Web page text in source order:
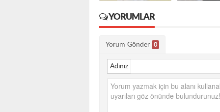
YORUMLAR
Yorum Gönder 0
Adınız